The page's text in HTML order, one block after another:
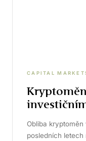
CAPITAL
Obliba
posledních letech